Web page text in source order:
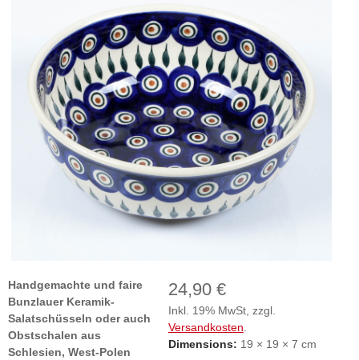
Handgemachte und faire
Bunzlauer Keramik-
Salatschüsseln oder auch
Obstschalen aus
Schlesien, West-Polen
24,90 €
Inkl. 19% MwSt, zzgl.
Versandkosten.
Dimensions: 19 × 19 × 7 cm